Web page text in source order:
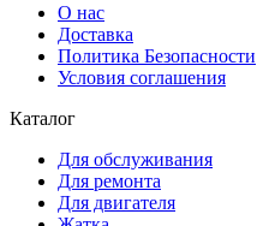
О нас
Доставка
Политика Безопасности
Условия соглашения
Каталог
Для обслуживания
Для ремонта
Для двигателя